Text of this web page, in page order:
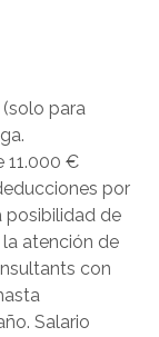
para
11.000 €
por
posibilidad de
atención de
con
Salario